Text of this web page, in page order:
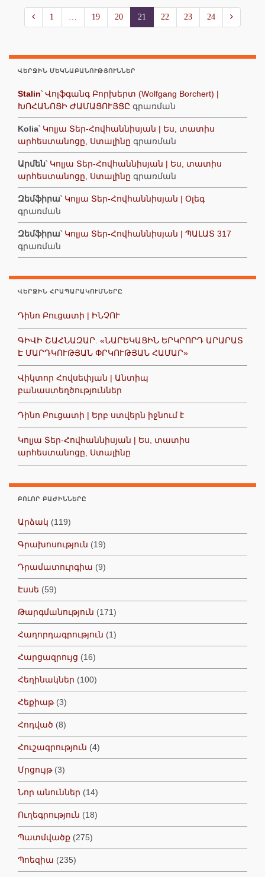
1 … 19 20 21 22 23 24
ՎԵՐՋԻՆ ՄԵԿՆԱԲԱՆՈՒԹՅՈՒՆՆԵՐ
Stalin՝ Վոլֆգանգ Բորխերտ (Wolfgang Borchert) |
ԽՈՀԱՆՈՑԻ ԺԱՄԱՑՈՒՅՑԸ գրառման
Kolia՝ Կոլյա Տեր-Հովհաննիսյան | Ես, տատիս
արհեստանոցը, Ստալինը գրառման
Արմեն՝ Կոլյա Տեր-Հովհաննիսյան | Ես, տատիս
արհեստանոցը, Ստալինը գրառման
Զեմֆիրա՝ Կոլյա Տեր-Հովհաննիսյան | Օլեգ
գրառման
Զեմֆիրա՝ Կոլյա Տեր-Հովհաննիսյան | ՊԱԼԱՏ 317
գրառման
ՎԵՐՋԻՆ ՀՐԱՊԱՐԱԿՈՒՄՆԵՐԸ
Դինո Բուցատի | ԻՆՉՈՒ
ԳԻՎԻ ՇԱՀՆԱԶԱՐ. «ՆԱՐԵԿԱՑԻՆ ԵՐԿՐՈՐԴ ԱՐԱՐԱՏ
Է ՄԱՐԴԿՈՒԹՅԱՆ ՓՐԿՈՒԹՅԱՆ ՀԱՄԱՐ»
Վիկտոր Հովսեփյան | Անտիպ
բանաստեղծություններ
Դինո Բուցատի | Երբ ստվերն իջնում է
Կոլյա Տեր-Հովհաննիսյան | Ես, տատիս
արհեստանոցը, Ստալինը
ԲՈԼՈՐ ԲԱԺԻՆՆԵՐԸ
Արձակ (119)
Գրախոսություն (19)
Դրամատուրգիա (9)
Էսսե (59)
Թարգմանություն (171)
Հաղորդագրություն (1)
Հարցազրույց (16)
Հեղինակներ (100)
Հեքիաթ(3)
Հոդված (8)
Հուշագրություն (4)
Մրցույթ(3)
Նոր անուններ (14)
Ուղեգրություն (18)
Պատմվածք (275)
Պոեզիա (235)